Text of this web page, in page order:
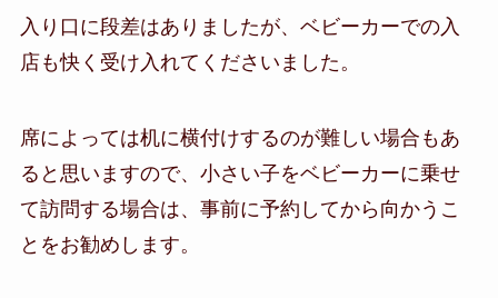
入り口に段差はありましたが、ベビーカーでの入
店も快く受け入れてくださいました。
席によっては机に横付けするのが難しい場合もあ
ると思いますので、小さい子をベビーカーに乗せ
て訪問する場合は、事前に予約してから向かうこ
とをお勧めします。